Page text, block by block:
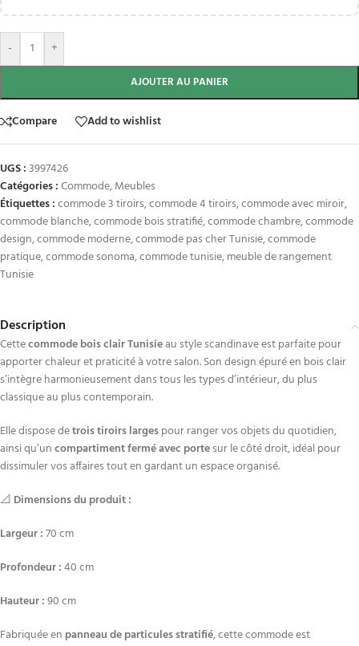
- +
AJOUTER AU PANIER
Compare Add to wishlist
UGS :3997426
Catégories :Commode,Meubles
Étiquettes :commode 3 tiroirs,commode 4 tiroirs,commode avec miroir,
commode blanche,commode bois stratifié,commode chambre,commode
design,commode moderne,commode pas cher Tunisie,commode
pratique,commode sonoma,commode tunisie,meuble de rangement
Tunisie
Description
Cettecommode bois clair Tunisieau style scandinave est parfaite pour
apporter chaleur et praticité à votre salon. Son design épuré en bois clair
s’intègre harmonieusement dans tous les types d’intérieur, du plus
classique au plus contemporain.
Elle dispose detrois tiroirs largespour ranger vos objets du quotidien,
ainsi qu’uncompartiment fermé avec portesur le côté droit, idéal pour
dissimuler vos affaires tout en gardant un espace organisé.
📐 Dimensions du produit :
Largeur :70 cm
Profondeur :40 cm
Hauteur :90 cm
Fabriquée en panneau de particules stratifié, cette commode est